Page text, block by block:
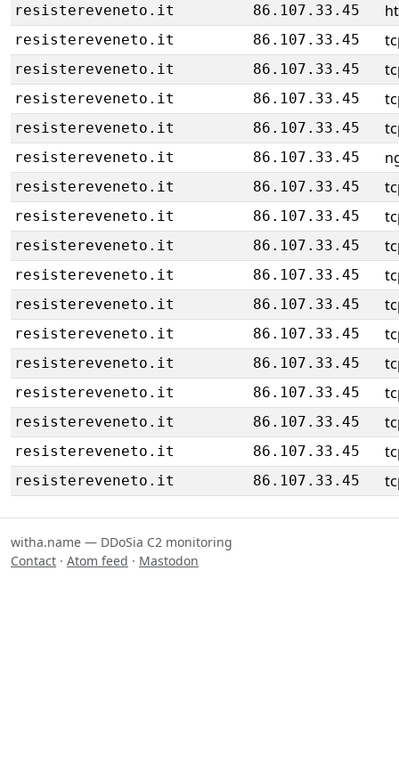
resistereveneto.it 86.107.33.45
resistereveneto.it 86.107.33.45
resistereveneto.it 86.107.33.45
resistereveneto.it 86.107.33.45
resistereveneto.it 86.107.33.45
resistereveneto.it 86.107.33.45
resistereveneto.it 86.107.33.45
resistereveneto.it 86.107.33.45
resistereveneto.it 86.107.33.45
resistereveneto.it 86.107.33.45
resistereveneto.it 86.107.33.45
resistereveneto.it 86.107.33.45
resistereveneto.it 86.107.33.45
resistereveneto.it 86.107.33.45
resistereveneto.it 86.107.33.45
resistereveneto.it 86.107.33.45
resistereveneto.it 86.107.33.45
witha.name — DDoSia C2 monitoring
Contact · Atom feed · Mastodon